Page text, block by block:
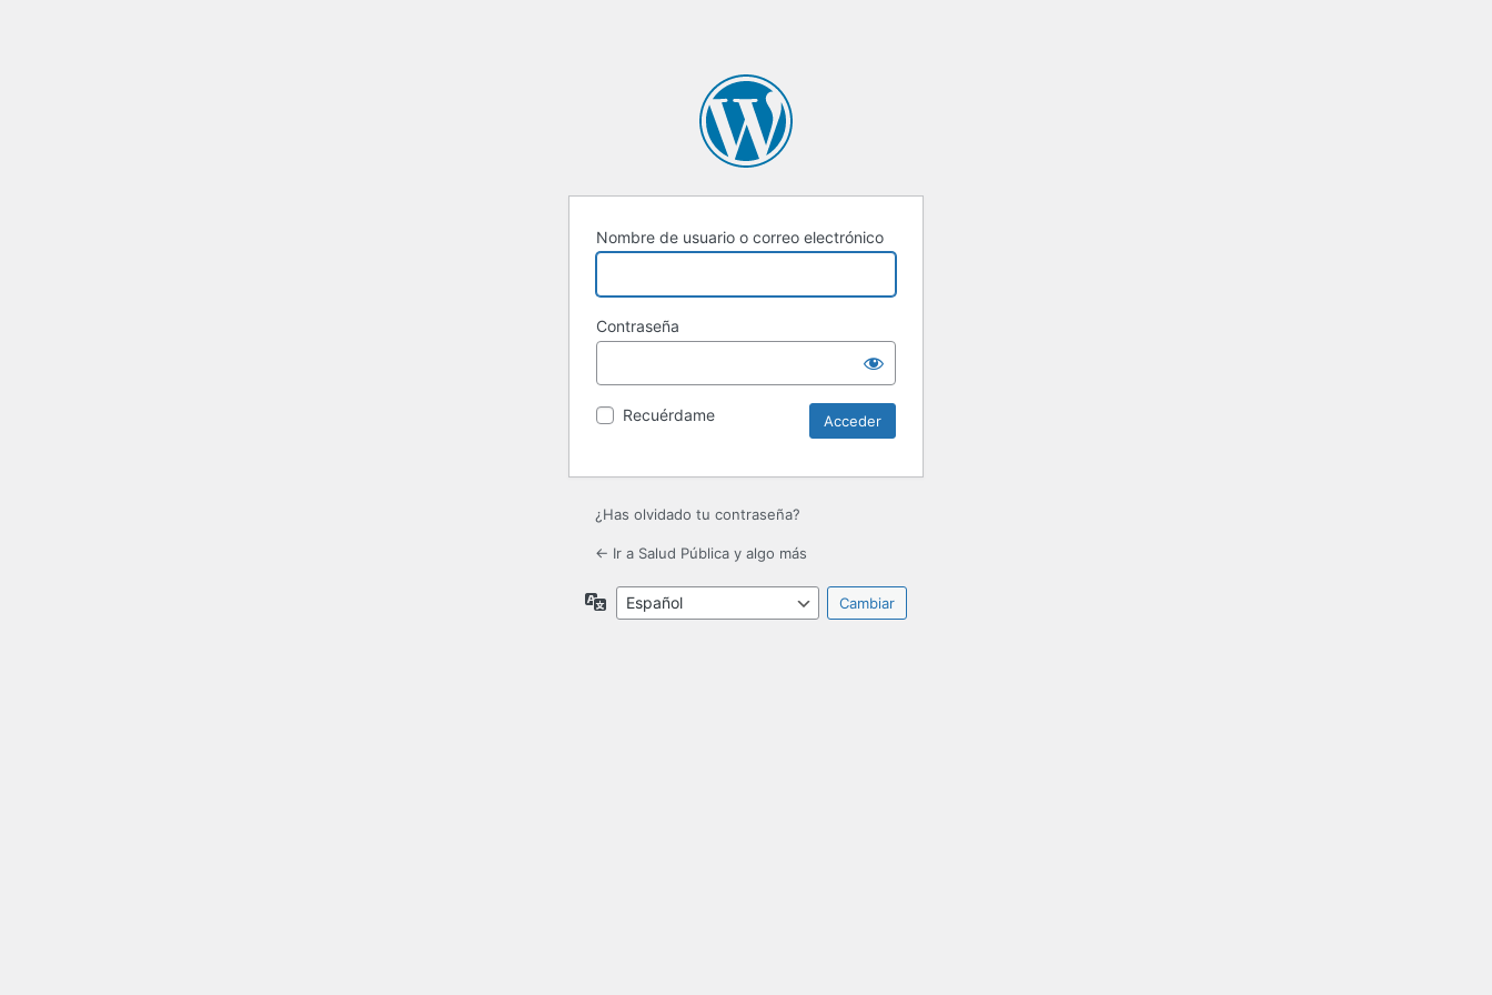
Nombre de usuario o correo electrónico
Contraseña
Recuérdame
¿Has olvidado tu contraseña?
← Ir a Salud Pública y algo más
Idioma